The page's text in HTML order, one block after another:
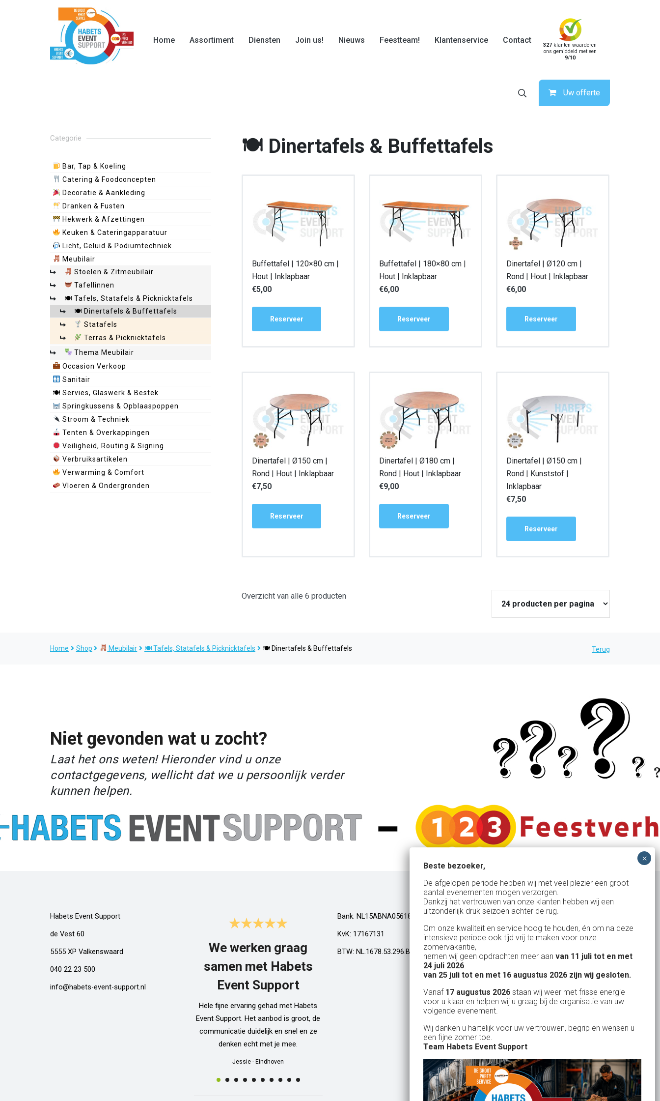
Home Assortiment Diensten Join us! Nieuws Feestteam! Klantenservice Contact
327 klanten waarderen
ons gemiddeld met een
9/10
Uw offerte
Home Shop Meubilair 🍽 Tafels, Statafels & Picknicktafels 🍽 Dinertafels & Buffettafels Terug
🍽 Dinertafels & Buffettafels
Buffettafel | 120×80 cm |
Hout | Inklapbaar
€5,00
Reserveer
Buffettafel | 180×80 cm |
Hout | Inklapbaar
€6,00
Reserveer
Dinertafel | Ø120 cm |
Rond | Hout | Inklapbaar
€6,00
Reserveer
Dinertafel | Ø150 cm |
Rond | Hout | Inklapbaar
€7,50
Reserveer
Dinertafel | Ø180 cm |
Rond | Hout | Inklapbaar
€9,00
Reserveer
Dinertafel | Ø150 cm |
Rond | Kunststof |
Inklapbaar
€7,50
Reserveer
Overzicht van alle 6 producten
Categorie
Bar, Tap & Koeling
Catering & Foodconcepten
Decoratie & Aankleding
Dranken & Fusten
Hekwerk & Afzettingen
Keuken & Cateringapparatuur
Licht, Geluid & Podiumtechniek
Meubilair
Stoelen & Zitmeubilair
Tafellinnen
🍽 Tafels, Statafels & Picknicktafels
🍽 Dinertafels & Buffettafels
Statafels
Terras & Picknicktafels
Thema Meubilair
Occasion Verkoop
Sanitair
🍽 Servies, Glaswerk & Bestek
Springkussens & Opblaaspoppen
Stroom & Techniek
Tenten & Overkappingen
Veiligheid, Routing & Signing
Verbruiksartikelen
Verwarming & Comfort
Vloeren & Ondergronden
Niet gevonden wat u zocht?
Laat het ons weten! Hieronder vind u onze
contactgegevens, wellicht dat we u persoonlijk verder
kunnen helpen.
Habets Event Support
de Vest 60
5555 XP Valkenswaard
040 22 23 500
info@habets-event-support.nl
We werken graag
samen met Habets
Event Support
Hele fijne ervaring gehad met Habets
Event Support. Het aanbod is groot, de
communicatie duidelijk en snel en ze
denken echt met je mee.
Jessie - Eindhoven
Top!
Al een aantal jaar huren wij in Geldrop
een kamphuis met vrienden. We huren
dan een bar incl vaten bier en deze
wordt netjes voor ons neergezet. Er zit
doen als je een vat gaat verwisselen.
Alle spullen worden op maandag ook
weer netjes opgehaald ook al zijn wij
dan weer thuis ;) In het warme weekend
van 10 juli waren wij wederom in
Geldrop en we hebben van het begin tot
Habets dacht direct mee, toen wij op
zeer korte termijn een feest wilden
geven in onze eigen achtertuin. De
service van Habets sloot ook dit keer
weer naadloos aan op onze eigen
ideeen en inbreng. Materialen werden
keurig volgens afspraak geleverd, alles
tiptop in orde. De presentatie die wij op
het gehuurde 75 inch scherm deelden,
Bank: NL15ABNA0561810710
KvK: 17167131
BTW: NL.1678.53.296.B01
Uw partner in:
Evenementen verhuur
Partyverhuur
Je vindt ons op
Beste bezoeker,
De afgelopen periode hebben wij met veel plezier een groot
aantal evenementen mogen verzorgen.
Dankzij het vertrouwen van onze klanten hebben wij een
uitzonderlijk druk seizoen achter de rug.
Om onze kwaliteit en service hoog te houden, én om na deze
intensieve periode ook tijd vrij te maken voor onze
zomervakantie,
nemen wij geen opdrachten meer aan van 11 juli tot en met
24 juli 2026.
van 25 juli tot en met 16 augustus 2026 zijn wij gesloten.
Vanaf 17 augustus 2026 staan wij weer met frisse energie
voor u klaar en helpen wij u graag bij de organisatie van uw
volgende evenement.
Wij danken u hartelijk voor uw vertrouwen, begrip en wensen u
een fijne zomer toe.
Team Habets Event Support